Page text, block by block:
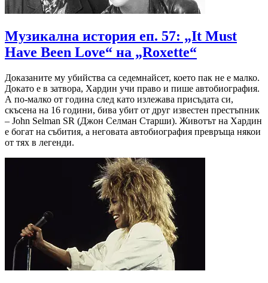
Музикална история еп. 57: „It Must
Have Been Love“ на „Roxette“
Доказаните му убийства са седемнайсет, което пак не е малко.
Докато е в затвора, Хардин учи право и пише автобиография.
А по-малко от година след като излежава присъдата си,
скъсена на 16 години, бива убит от друг известен престъпник
– John Selman SR (Джон Селман Старши). Животът на Хардин
е богат на събития, а неговата автобиография превръща някои
от тях в легенди.